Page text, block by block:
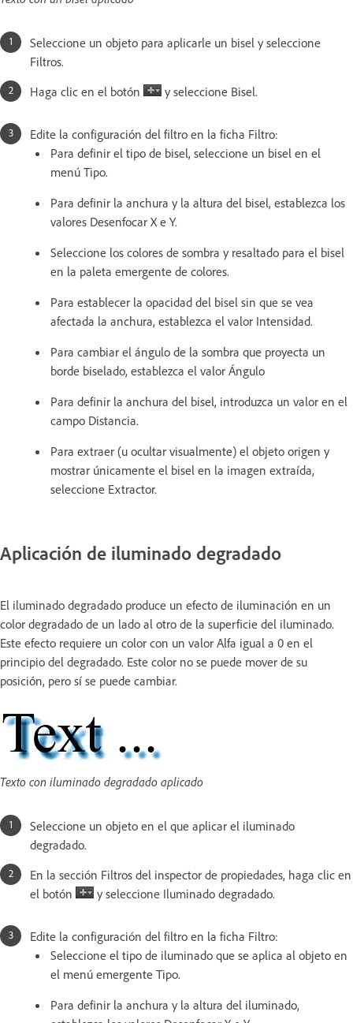
Seleccione un objeto para aplicarle un bisel y seleccione
Filtros.
Haga clic en el botón
y seleccione Bisel.
Edite la configuración del filtro en la ficha Filtro:
Para definir el tipo de bisel, seleccione un bisel en el
menú Tipo.
Para definir la anchura y la altura del bisel, establezca los
valores Desenfocar X e Y.
Seleccione los colores de sombra y resaltado para el bisel
en la paleta emergente de colores.
Para establecer la opacidad del bisel sin que se vea
afectada la anchura, establezca el valor Intensidad.
Para cambiar el ángulo de la sombra que proyecta un
borde biselado, establezca el valor Ángulo
Para definir la anchura del bisel, introduzca un valor en el
campo Distancia.
Para extraer (u ocultar visualmente) el objeto origen y
mostrar únicamente el bisel en la imagen extraída,
seleccione Extractor.
Aplicación de iluminado degradado
El iluminado degradado produce un efecto de iluminación en un
color degradado de un lado al otro de la superficie del iluminado.
Este efecto requiere un color con un valor Alfa igual a 0 en el
principio del degradado. Este color no se puede mover de su
posición, pero sí se puede cambiar.
Texto con iluminado degradado aplicado
Seleccione un objeto en el que aplicar el iluminado
degradado.
En la sección Filtros del inspector de propiedades, haga clic en
el botón
y seleccione Iluminado degradado.
Edite la configuración del filtro en la ficha Filtro:
Seleccione el tipo de iluminado que se aplica al objeto en
el menú emergente Tipo.
Para definir la anchura y la altura del iluminado,